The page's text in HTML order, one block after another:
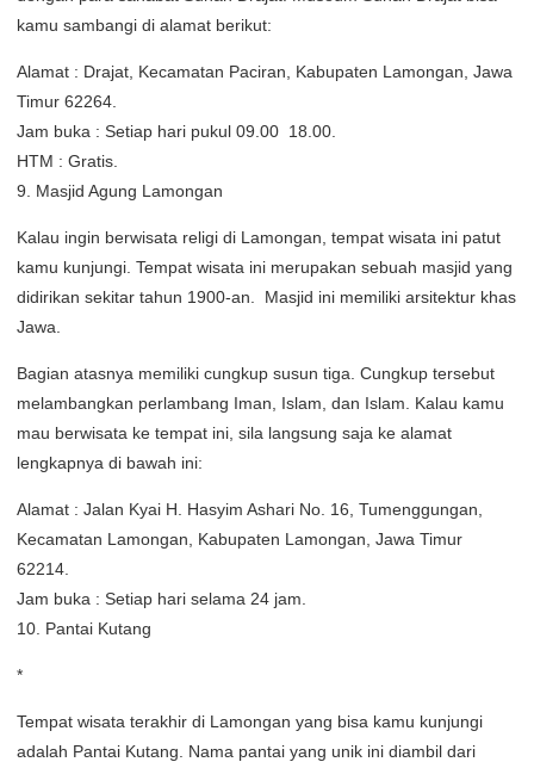
kamu sambangi di alamat berikut:
Alamat : Drajat, Kecamatan Paciran, Kabupaten Lamongan, Jawa
Timur 62264.
Jam buka : Setiap hari pukul 09.00  18.00.
HTM : Gratis.
9. Masjid Agung Lamongan
Kalau ingin berwisata religi di Lamongan, tempat wisata ini patut
kamu kunjungi. Tempat wisata ini merupakan sebuah masjid yang
didirikan sekitar tahun 1900-an. Masjid ini memiliki arsitektur khas
Jawa.
Bagian atasnya memiliki cungkup susun tiga. Cungkup tersebut
melambangkan perlambang Iman, Islam, dan Islam. Kalau kamu
mau berwisata ke tempat ini, sila langsung saja ke alamat
lengkapnya di bawah ini:
Alamat : Jalan Kyai H. Hasyim Ashari No. 16, Tumenggungan,
Kecamatan Lamongan, Kabupaten Lamongan, Jawa Timur
62214.
Jam buka : Setiap hari selama 24 jam.
10. Pantai Kutang
*
Tempat wisata terakhir di Lamongan yang bisa kamu kunjungi
adalah Pantai Kutang. Nama pantai yang unik ini diambil dari